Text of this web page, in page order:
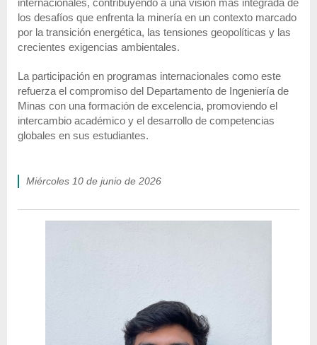
internacionales, contribuyendo a una visión más integrada de
los desafíos que enfrenta la minería en un contexto marcado
por la transición energética, las tensiones geopolíticas y las
crecientes exigencias ambientales.
La participación en programas internacionales como este
refuerza el compromiso del Departamento de Ingeniería de
Minas con una formación de excelencia, promoviendo el
intercambio académico y el desarrollo de competencias
globales en sus estudiantes.
miércoles 10 de junio de 2026